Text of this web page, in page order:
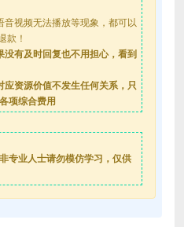
音视频无法播放等现象，都可以
款！
有及时回复也不用担心，看到
应资源价值不发生任何关系，只
项综合费用
专业人士请勿模仿学习，仅供